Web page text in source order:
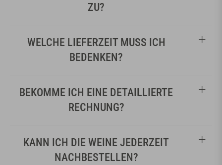
ZU?
WELCHE LIEFERZEIT MUSS ICH
BEDENKEN?
BEKOMME ICH EINE DETAILLIERTE
RECHNUNG?
KANN ICH DIE WEINE JEDERZEIT
NACHBESTELLEN?